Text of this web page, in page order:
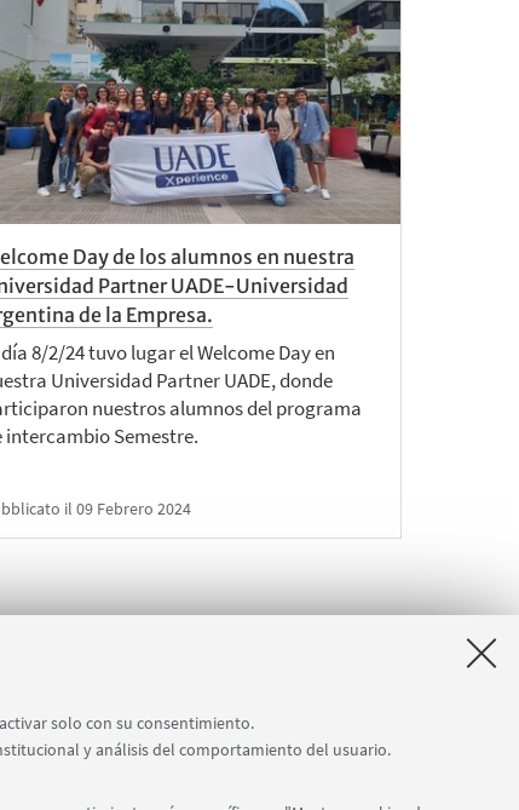
solo con su consentimiento.
y análisis del comportamiento del usuario.
Day de los alumnos en nuestra
Partner UADE-Universidad
de la Empresa.
8/2/24 tuvo lugar el Welcome Day en
Universidad Partner UADE, donde
nuestros alumnos del programa
intercambio Semestre.
il 09 Febrero 2024